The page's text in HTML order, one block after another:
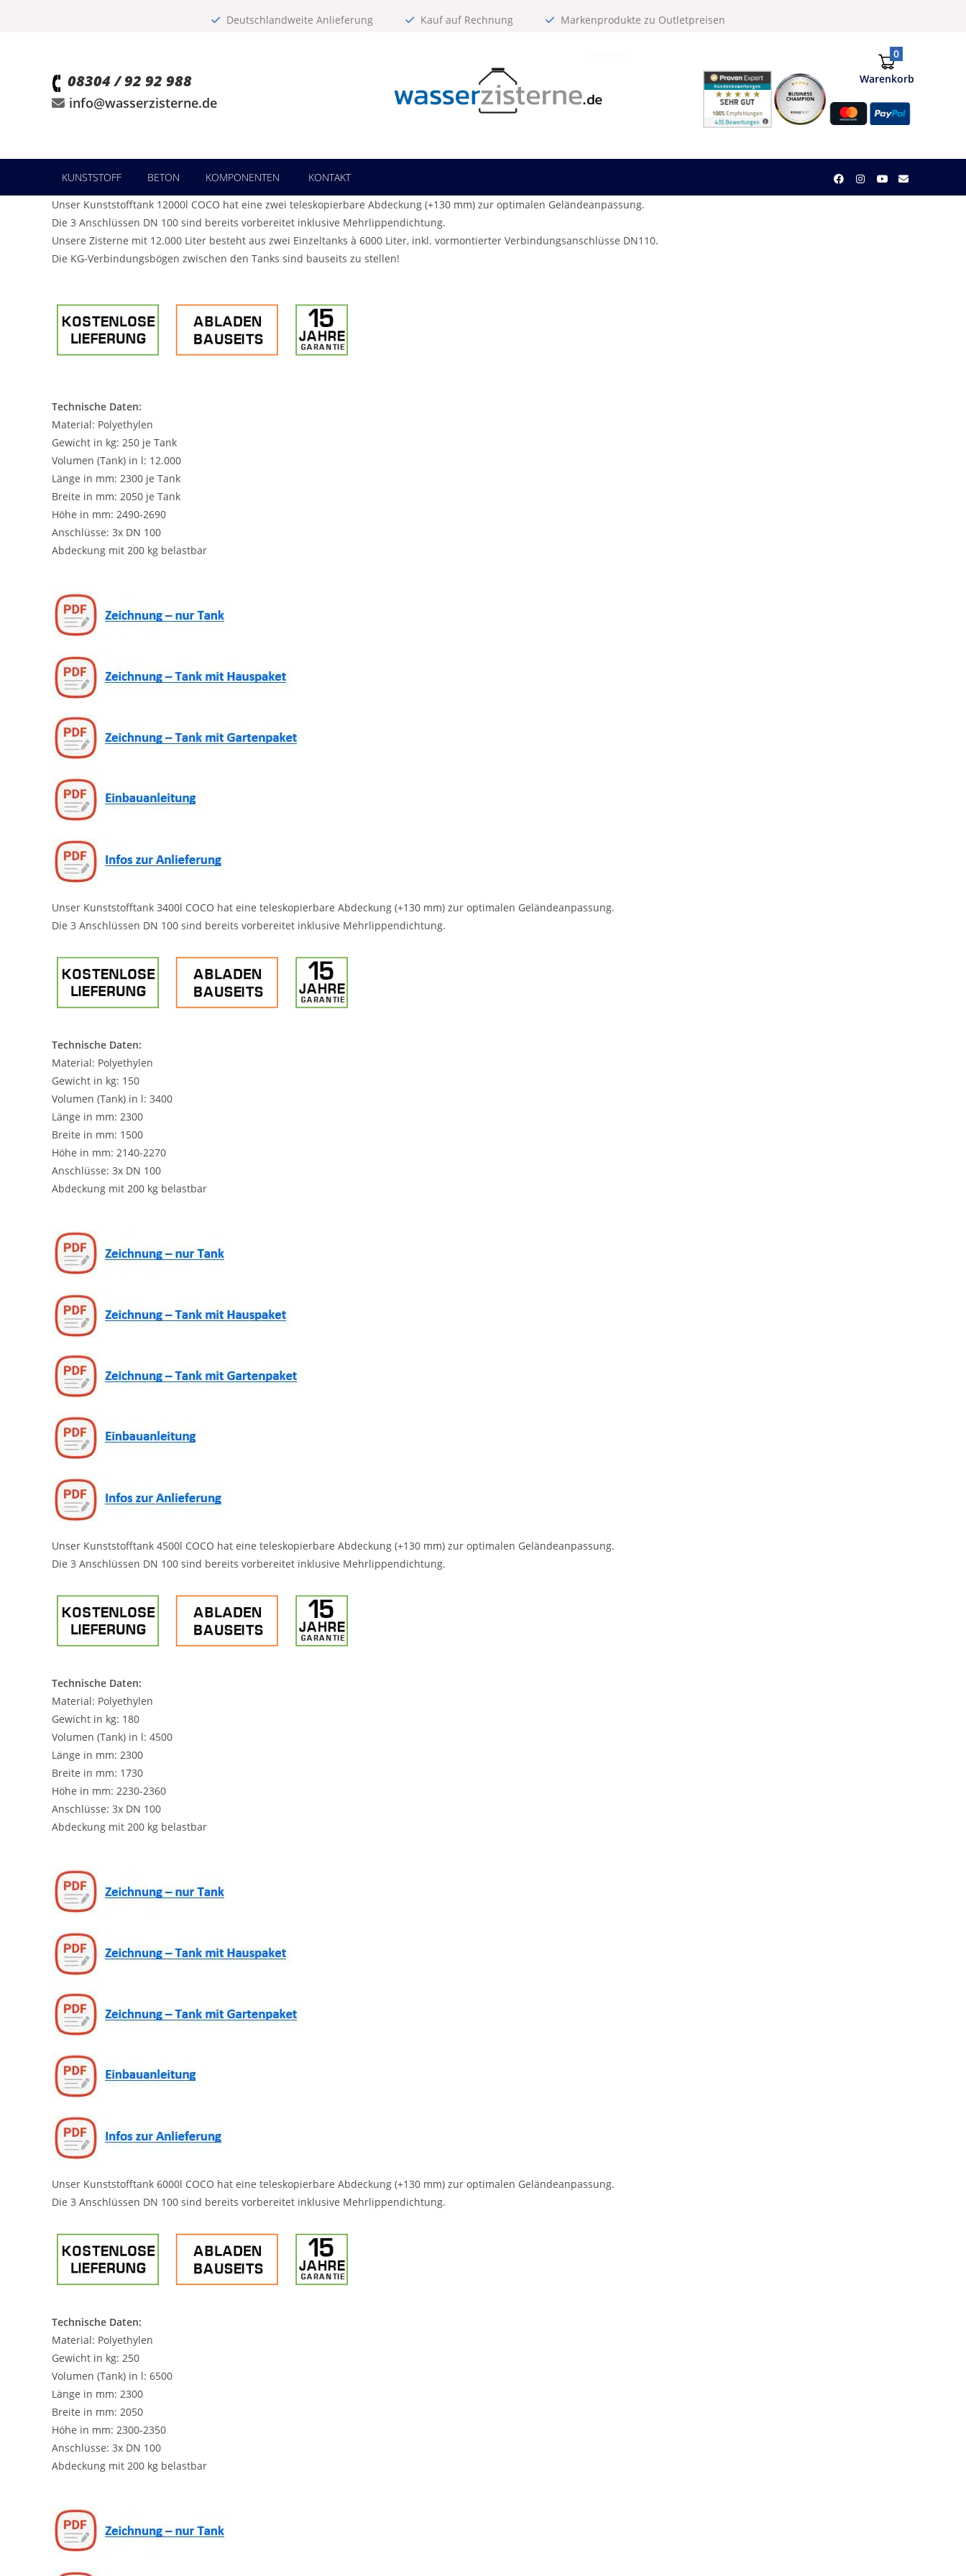
Deutschlandweite Anlieferung Kauf auf Rechnung Markenprodukte zu Outletpreisen
08304 / 92 92 988
info@wasserzisterne.de
0
Warenkorb
KUNSTSTOFF BETON KOMPONENTEN
KONTAKT
Unser Kunststofftank 12000l COCO hat eine zwei teleskopierbare Abdeckung (+130 mm) zur optimalen Geländeanpassung.
Die 3 Anschlüssen DN 100 sind bereits vorbereitet inklusive Mehrlippendichtung.
Unsere Zisterne mit 12.000 Liter besteht aus zwei Einzeltanks à 6000 Liter, inkl. vormontierter Verbindungsanschlüsse DN110.
Die KG-Verbindungsbögen zwischen den Tanks sind bauseits zu stellen!
Technische Daten:
Material: Polyethylen
Gewicht in kg: 250 je Tank
Volumen (Tank) in l: 12.000
Länge in mm: 2300 je Tank
Breite in mm: 2050 je Tank
Höhe in mm: 2490-2690
Anschlüsse: 3x DN 100
Abdeckung mit 200 kg belastbar
Unser Kunststofftank 3400l COCO hat eine teleskopierbare Abdeckung (+130 mm) zur optimalen Geländeanpassung.
Die 3 Anschlüssen DN 100 sind bereits vorbereitet inklusive Mehrlippendichtung.
Technische Daten:
Material: Polyethylen
Gewicht in kg: 150
Volumen (Tank) in l: 3400
Länge in mm: 2300
Breite in mm: 1500
Höhe in mm: 2140-2270
Anschlüsse: 3x DN 100
Abdeckung mit 200 kg belastbar
Unser Kunststofftank 4500l COCO hat eine teleskopierbare Abdeckung (+130 mm) zur optimalen Geländeanpassung.
Die 3 Anschlüssen DN 100 sind bereits vorbereitet inklusive Mehrlippendichtung.
Technische Daten:
Material: Polyethylen
Gewicht in kg: 180
Volumen (Tank) in l: 4500
Länge in mm: 2300
Breite in mm: 1730
Höhe in mm: 2230-2360
Anschlüsse: 3x DN 100
Abdeckung mit 200 kg belastbar
Unser Kunststofftank 6000l COCO hat eine teleskopierbare Abdeckung (+130 mm) zur optimalen Geländeanpassung.
Die 3 Anschlüssen DN 100 sind bereits vorbereitet inklusive Mehrlippendichtung.
Technische Daten:
Material: Polyethylen
Gewicht in kg: 250
Volumen (Tank) in l: 6500
Länge in mm: 2300
Breite in mm: 2050
Höhe in mm: 2300-2350
Anschlüsse: 3x DN 100
Abdeckung mit 200 kg belastbar